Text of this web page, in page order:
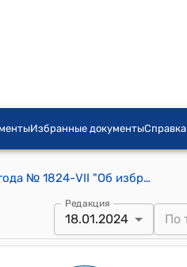
Избранные документыСправка
Постановление Жогорку Кенеша КР от 18 января 2024 года № 1824-VII "Об избрании Жоробаева Ж.С. на должность заместителя Акыйкатчы (Омбудсмена) Кыргызской Республики"
Редакция
18.01.2024